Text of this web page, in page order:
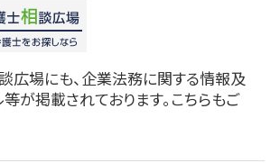
広場にも、企業法務に関する情報及
が掲載されております。こちらもご